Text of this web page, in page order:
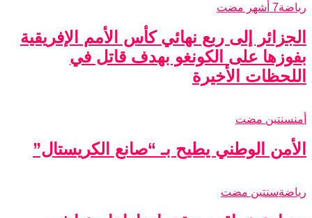
رياضة7 أشهر مضت
الجزائر إلى ربع نهائي كأس الأمم الإفريقية
بفوزها على الكونغو بهدف قاتل في
اللحظات الأخيرة
أمنسنتين مضت
الأمن الوطني يطيح بـ “صانع الكريستال”
رياضةسنتين مضت